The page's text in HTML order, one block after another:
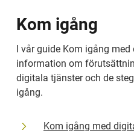
Kom igång
I vår guide Kom igång
information om
digitala tjänster och de
igång.
Kom igång med